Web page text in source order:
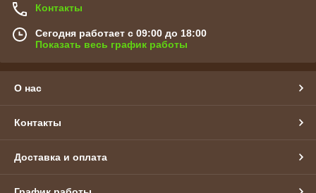
Контакты
Сегодня работает с 09:00 до 18:00
Показать весь график работы
О нас
Контакты
Доставка и оплата